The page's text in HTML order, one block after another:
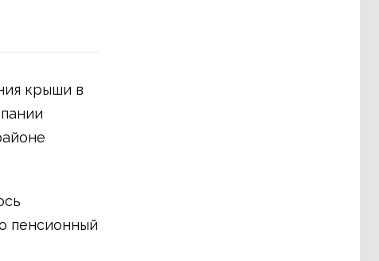
крыши в
пенсионный